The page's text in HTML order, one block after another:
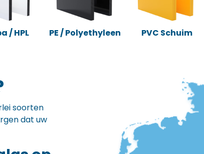
/ HPL PE / Polyethyleen PVC Schuim
soorten
dat uw